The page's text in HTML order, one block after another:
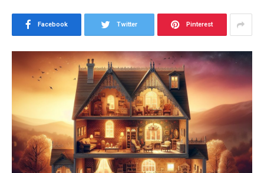
Facebook Twitter Pinterest